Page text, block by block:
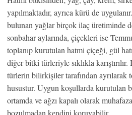
yapılmaktadır, ayrıca kürü de
bulunan yağlar birçok ilaç üretiminde
sonbahar aylarında, çiçekleri ise
toplanıp kurutulan hatmi çiçeği, gül
diğer bitki türleriyle sıklıkla
türlerin bilirkişiler tarafından ayrılarak
husustur. Uygun koşullarda kurutulan
ortamda ve ağzı kapalı olarak
bozulmadan kendini koruyabilir.